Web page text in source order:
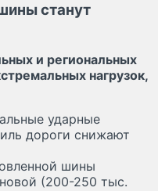
станут
и региональных
нагрузок,
ударные
дороги снижают
шины
(200-250 тыс.